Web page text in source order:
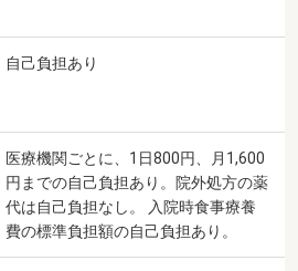
自己負担あり
医療機関ごとに、1日800円、月1,600
円までの自己負担あり。院外処方の薬
代は自己負担なし。 入院時食事療養
費の標準負担額の自己負担あり。